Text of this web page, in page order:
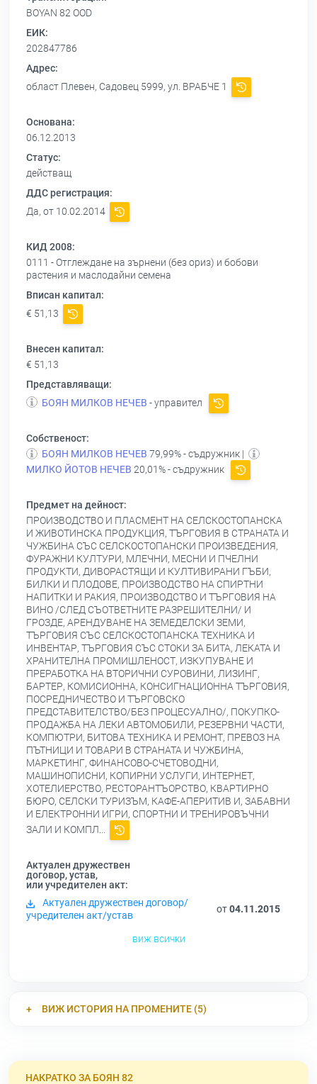
BOYAN 82 OOD
ЕИК:
202847786
Адрес:
област Плевен, Садовец 5999, ул. ВРАБЧЕ 1
Основана:
06.12.2013
Статус:
действащ
ДДС регистрация:
Да, от 10.02.2014
КИД 2008:
0111 - Отглеждане на зърнени (без ориз) и бобови
растения и маслодайни семена
Вписан капитал:
€ 51,13
Внесен капитал:
€ 51,13
Представляващи:
БОЯН МИЛКОВ НЕЧЕВ - управител
Собственост:
БОЯН МИЛКОВ НЕЧЕВ 79,99% - съдружник |
МИЛКО ЙОТОВ НЕЧЕВ 20,01% - съдружник
Предмет на дейност:
ПРОИЗВОДСТВО И ПЛАСМЕНТ НА СЕЛСКОСТОПАНСКА
И ЖИВОТИНСКА ПРОДУКЦИЯ, ТЪРГОВИЯ В СТРАНАТА И
ЧУЖБИНА СЪС СЕЛСКОСТОПАНСКИ ПРОИЗВЕДЕНИЯ,
ФУРАЖНИ КУЛТУРИ, МЛЕЧНИ, МЕСНИ И ПЧЕЛНИ
ПРОДУКТИ, ДИВОРАСТЯЩИ И КУЛТИВИРАНИ ГЪБИ,
БИЛКИ И ПЛОДОВЕ, ПРОИЗВОДСТВО НА СПИРТНИ
НАПИТКИ И РАКИЯ, ПРОИЗВОДСТВО И ТЪРГОВИЯ НА
ВИНО /СЛЕД СЪОТВЕТНИТЕ РАЗРЕШИТЕЛНИ/ И
ГРОЗДЕ, АРЕНДУВАНЕ НА ЗЕМЕДЕЛСКИ ЗЕМИ,
ТЪРГОВИЯ СЪС СЕЛСКОСТОПАНСКА ТЕХНИКА И
ИНВЕНТАР, ТЪРГОВИЯ СЪС СТОКИ ЗА БИТА, ЛЕКАТА И
ХРАНИТЕЛНА ПРОМИШЛЕНОСТ, ИЗКУПУВАНЕ И
ПРЕРАБОТКА НА ВТОРИЧНИ СУРОВИНИ, ЛИЗИНГ,
БАРТЕР, КОМИСИОННА, КОНСИГНАЦИОННА ТЪРГОВИЯ,
ПОСРЕДНИЧЕСТВО И ТЪРГОВСКО
ПРЕДСТАВИТЕЛСТВО/БЕЗ ПРОЦЕСУАЛНО/, ПОКУПКО-
ПРОДАЖБА НА ЛЕКИ АВТОМОБИЛИ, РЕЗЕРВНИ ЧАСТИ,
КОМПЮТРИ, БИТОВА ТЕХНИКА И РЕМОНТ, ПРЕВОЗ НА
ПЪТНИЦИ И ТОВАРИ В СТРАНАТА И ЧУЖБИНА,
МАРКЕТИНГ, ФИНАНСОВО-СЧЕТОВОДНИ,
МАШИНОПИСНИ, КОПИРНИ УСЛУГИ, ИНТЕРНЕТ,
ХОТЕЛИЕРСТВО, РЕСТОРАНТЪОРСТВО, КВАРТИРНО
БЮРО, СЕЛСКИ ТУРИЗЪМ, КАФЕ-АПЕРИТИВ И, ЗАБАВНИ
И ЕЛЕКТРОННИ ИГРИ, СПОРТНИ И ТРЕНИРОВЪЧНИ
ЗАЛИ И КОМПЛ...
Актуален дружествен
договор, устав,
или учредителен акт:
Актуален дружествен договор/
учредителен акт/устав
от04.11.2015
виж всички
ВИЖ ИСТОРИЯ НА ПРОМЕНИТЕ (5)
НАКРАТКО ЗА БОЯН 82